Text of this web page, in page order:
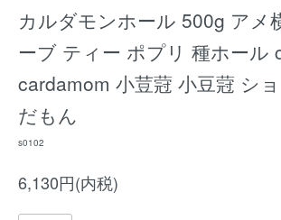
カルダモンホール 500g アメ
ーブ ティー ポプリ 種ホール
cardamom 小荳蒄 小豆蒄 シ
だもん
s0102
6,130円(内税)